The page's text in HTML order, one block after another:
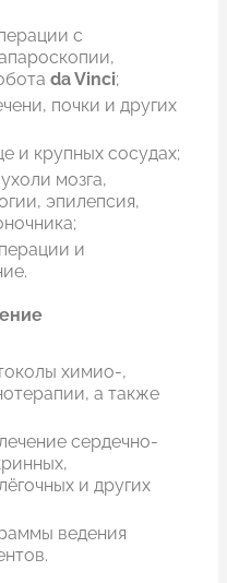
с
da Vinci;
почки и других
и крупных сосудах;
мозга,
эпилепсия,
и
химио-,
а также
сердечно-
и других
ведения